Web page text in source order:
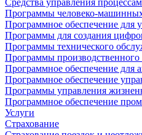
Средства управления
Программы человеко-
Программное обеспечение для
Программы для создания
Программы технического
Программы
Программное обеспечение для
Программное обеспечение
Программы управления
Программное обеспечение
Услуги
Страхование